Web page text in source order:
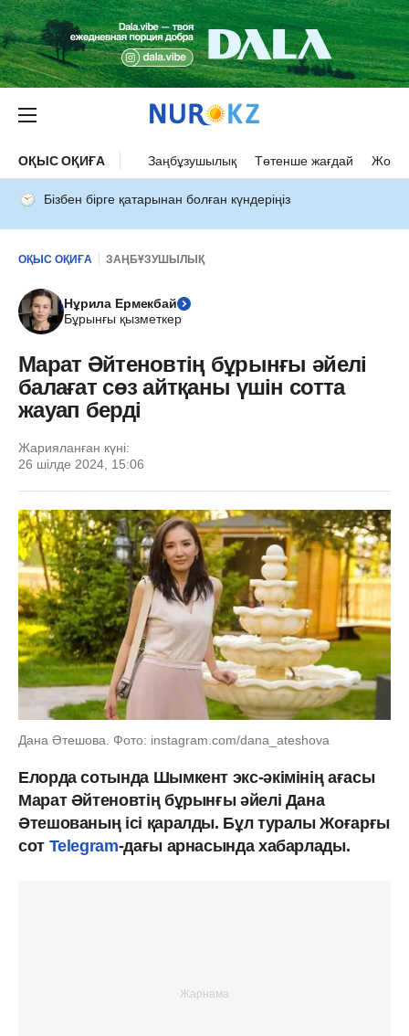
ОҚЫС ОҚИҒА Заңбұзушылық Төтенше жағдай Жол
Бізбен бірге қатарынан болған күндеріңіз
ОҚЫС ОҚИҒА ЗАҢБҰЗУШЫЛЫҚ
Нұрила Ермекбай
Бұрынғы қызметкер
Марат Әйтеновтің бұрынғы әйелі
балағат сөз айтқаны үшін сотта
жауап берді
Жарияланған күні:
26 шілде 2024, 15:06
Дана Әтешова. Фото: instagram.com/dana_ateshova
Елорда сотында Шымкент экс-әкімінің ағасы
Марат Әйтеновтің бұрынғы әйелі Дана
Әтешованың ісі қаралды. Бұл туралы Жоғарғы
сот Telegram-дағы арнасында хабарлады.